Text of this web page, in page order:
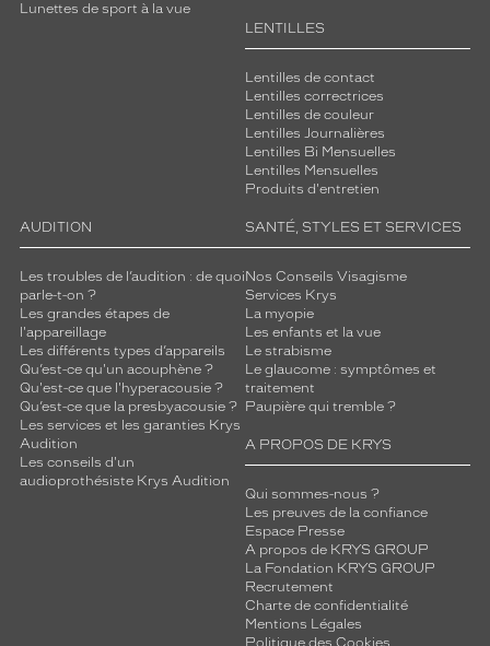
Lunettes de sport à la vue
LENTILLES
Lentilles de contact
Lentilles correctrices
Lentilles de couleur
Lentilles Journalières
Lentilles Bi Mensuelles
Lentilles Mensuelles
Produits d'entretien
AUDITION
Les troubles de l’audition : de quoi
parle-t-on ?
Les grandes étapes de
l'appareillage
Les différents types d’appareils
Qu’est-ce qu'un acouphène ?
Qu'est-ce que l'hyperacousie ?
Qu’est-ce que la presbyacousie ?
Les services et les garanties Krys
Audition
Les conseils d'un
audioprothésiste Krys Audition
SANTÉ, STYLES ET SERVICES
Nos Conseils Visagisme
Services Krys
La myopie
Les enfants et la vue
Le strabisme
Le glaucome : symptômes et
traitement
Paupière qui tremble ?
A PROPOS DE KRYS
Qui sommes-nous ?
Les preuves de la confiance
Espace Presse
A propos de KRYS GROUP
La Fondation KRYS GROUP
Recrutement
Charte de confidentialité
Mentions Légales
Politique des Cookies